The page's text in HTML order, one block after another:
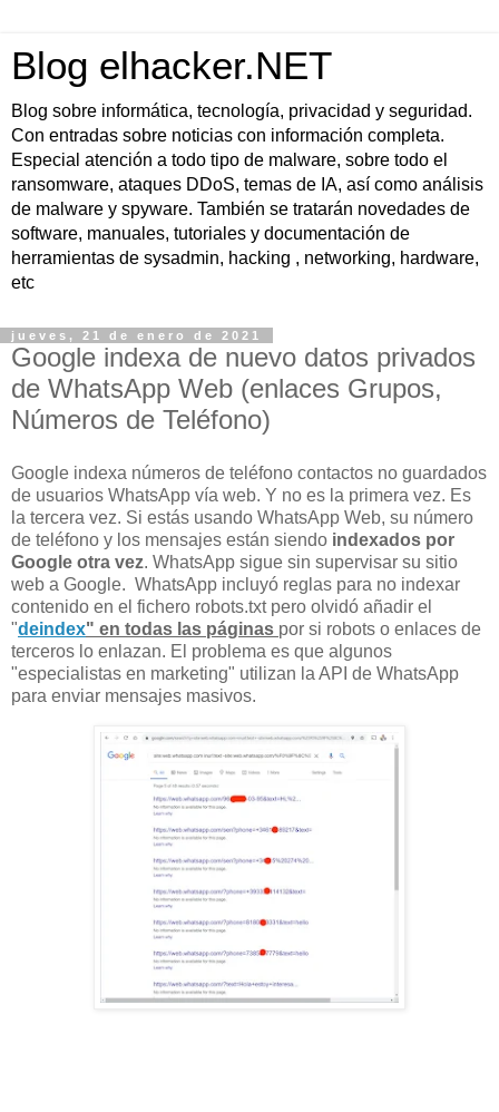
Blog elhacker.NET
Blog sobre informática, tecnología, privacidad y seguridad.
Con entradas sobre noticias con información completa.
Especial atención a todo tipo de malware, sobre todo el
ransomware, ataques DDoS, temas de IA, así como análisis
de malware y spyware. También se tratarán novedades de
software, manuales, tutoriales y documentación de
herramientas de sysadmin, hacking , networking, hardware,
etc
jueves, 21 de enero de 2021
Google indexa de nuevo datos privados
de WhatsApp Web (enlaces Grupos,
Números de Teléfono)
Google indexa números de teléfono contactos no guardados
de usuarios WhatsApp vía web. Y no es la primera vez. Es
la tercera vez. Si estás usando WhatsApp Web, su número
de teléfono y los mensajes están siendo indexados por
Google otra vez. WhatsApp sigue sin supervisar su sitio
web a Google. WhatsApp incluyó reglas para no indexar
contenido en el fichero robots.txt pero olvidó añadir el
"deindex" en todas las páginas por si robots o enlaces de
terceros lo enlazan. El problema es que algunos
"especialistas en marketing" utilizan la API de WhatsApp
para enviar mensajes masivos.